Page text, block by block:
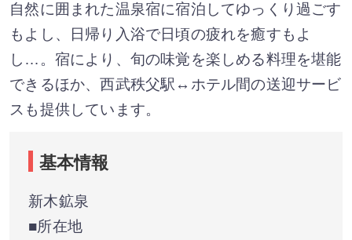
自然に囲まれた温泉宿に宿泊してゆっくり過ごす
もよし、日帰り入浴で日頃の疲れを癒すもよ
し…。宿により、旬の味覚を楽しめる料理を堪能
できるほか、西武秩父駅↔ホテル間の送迎サービ
スも提供しています。
基本情報
新木鉱泉
■所在地